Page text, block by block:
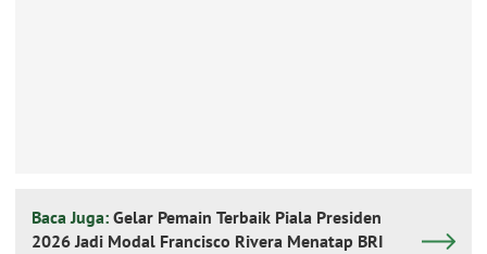
Baca Juga: Gelar Pemain Terbaik Piala Presiden
2026 Jadi Modal Francisco Rivera Menatap BRI